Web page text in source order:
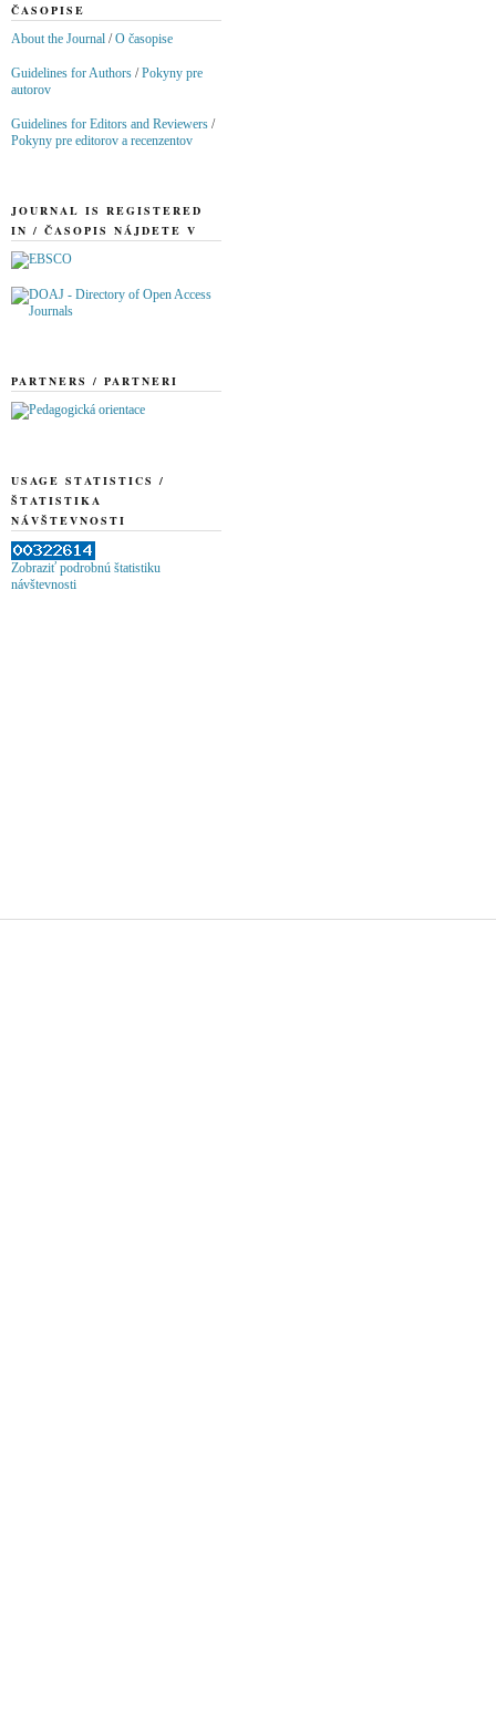
ČASOPISE
About the Journal /O časopise
Guidelines for Authors /Pokyny pre
autorov
Guidelines for Editors and Reviewers /
Pokyny pre editorov a recenzentov
JOURNAL IS REGISTERED
IN / ČASOPIS NÁJDETE V
PARTNERS / PARTNERI
USAGE STATISTICS /
ŠTATISTIKA
NÁVŠTEVNOSTI
Zobraziť podrobnú štatistiku
návštevnosti